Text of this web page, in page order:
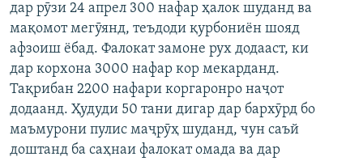
ВАРЗИШ
ОЗОДӢ ОНЛАЙН
ВИДЕО
НИГОРИСТОН
ГУЗОРИШҲОИ РАДИОӢ
РӮЙХАТҲО
КИТОБҲОИ ОЗОДӢ
Русский
ПАЙГИРӢ КУНЕД
дар рӯзи 24 апрел 300 нафар ҳалок шуданд ва
мақомот мегӯянд, теъдоди қурбониён шояд
афзоиш ёбад. Фалокат замоне рух додааст, ки
дар корхона 3000 нафар кор мекарданд.
Тақрибан 2200 нафари коргаронро наҷот
додаанд. Ҳудуди 50 тани дигар дар бархӯрд бо
маъмурони пулис маҷрӯҳ шуданд, чун саъй
доштанд ба саҳнаи фалокат омада ва дар